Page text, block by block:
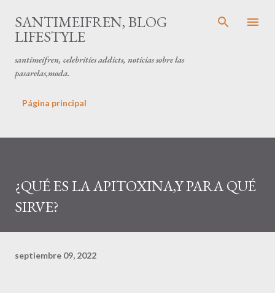
Ir al contenido principal
SANTIMEIFREN, BLOG
LIFESTYLE
santimeifren, celebrities addicts, noticias sobre las
pasarelas,moda.
Página principal
¿QUÉ ES LA APITOXINA,Y PARA QUÉ
SIRVE?
septiembre 09, 2022